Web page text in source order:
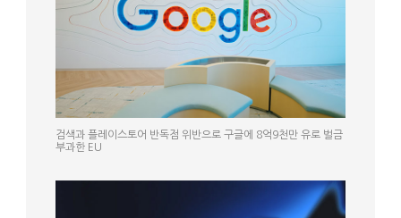
검색과 플레이스토어 반독점 위반으로 구글에 8억9천만 유로 벌금
부과한 EU